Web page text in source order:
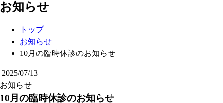
お知らせ
トップ
お知らせ
10月の臨時休診のお知らせ
2025/07/13
お知らせ
10月の臨時休診のお知らせ